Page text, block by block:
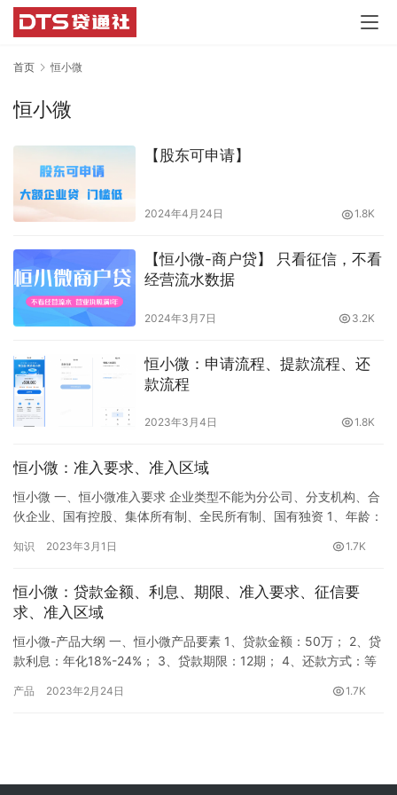
首页 恒小微
恒小微
【股东可申请】
2024年4月24日 1.8K
【恒小微-商户贷】 只看征信，不看
经营流水数据
2024年3月7日 3.2K
恒小微：申请流程、提款流程、还
款流程
2023年3月4日 1.8K
恒小微：准入要求、准入区域
恒小微 一、恒小微准入要求 企业类型不能为分公司、分支机构、合
伙企业、国有控股、集体所有制、全民所有制、国有独资 1、年龄：
个月无法人变更及＞50%股权变更； 3、企业注册资本＞10万元；
＞35万； 6、近5个月有缴税记录…
知识 2023年3月1日 1.7K
恒小微：贷款金额、利息、期限、准入要求、征信要
求、准入区域
恒小微-产品大纲 一、恒小微产品要素 1、贷款金额：50万； 2、贷
款利息：年化18%-24%； 3、贷款期限：12期； 4、还款方式：等
要求 企业类型不能为分公司、分支机构、合伙企业、国有控股、集
产品 2023年2月24日 1.7K